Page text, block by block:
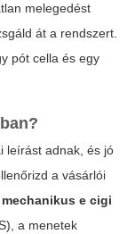
melegedést
át a rendszert.
pót cella és egy
leírást adnak, és jó
a vásárlói
mechanikus e cigi
a menetek